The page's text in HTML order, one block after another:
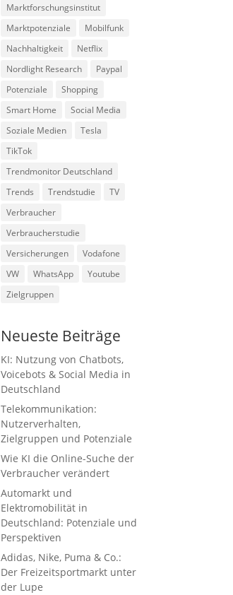
Marktforschungsinstitut
Marktpotenziale
Mobilfunk
Nachhaltigkeit
Netflix
Nordlight Research
Paypal
Potenziale
Shopping
Smart Home
Social Media
Soziale Medien
Tesla
TikTok
Trendmonitor Deutschland
Trends
Trendstudie
TV
Verbraucher
Verbraucherstudie
Versicherungen
Vodafone
VW
WhatsApp
Youtube
Zielgruppen
Neueste Beiträge
KI: Nutzung von Chatbots,
Voicebots & Social Media in
Deutschland
Telekommunikation:
Nutzerverhalten,
Zielgruppen und Potenziale
Wie KI die Online-Suche der
Verbraucher verändert
Automarkt und
Elektromobilität in
Deutschland: Potenziale und
Perspektiven
Adidas, Nike, Puma & Co.:
Der Freizeitsportmarkt unter
der Lupe